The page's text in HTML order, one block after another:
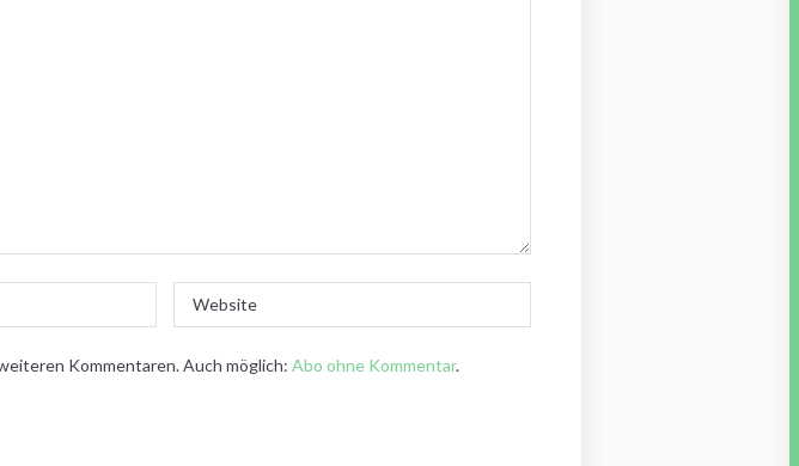
Website
Kommentaren. Auch möglich: Abo ohne Kommentar.